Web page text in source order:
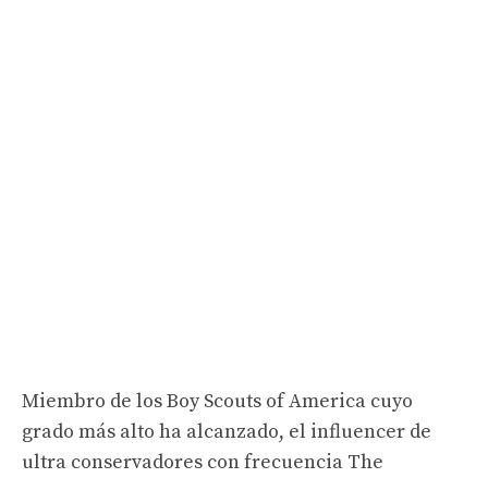
Miembro de los Boy Scouts of America cuyo
grado más alto ha alcanzado, el influencer de
ultra conservadores con frecuencia The